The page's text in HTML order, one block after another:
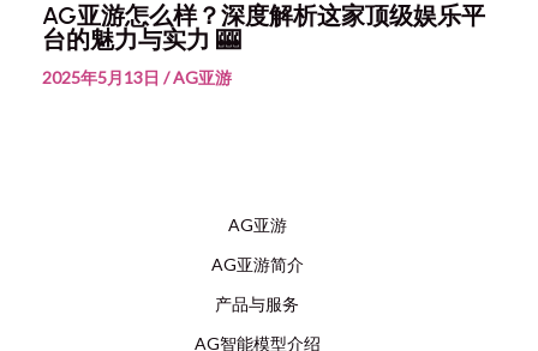
AG亚游怎么样？深度解析这家顶级娱乐平
台的魅力与实力 🎰
2025年5月13日 /AG亚游
AG亚游
AG亚游简介
产品与服务
AG智能模型介绍